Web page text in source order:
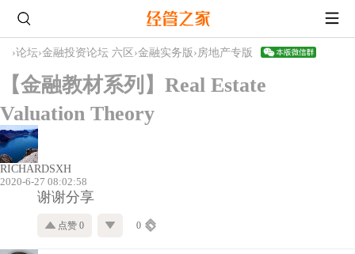
›论坛›金融投资论坛 六区 ›金融实务版 › 房地产专版
【金融教材系列】Real Estate
Valuation Theory
RICHARDSXH
2020-6-27 08:02:58
谢谢分享
点赞 0 0